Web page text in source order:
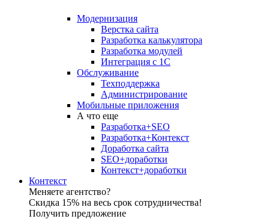
Модернизация
Верстка сайта
Разработка калькулятора
Разработка модулей
Интеграция с 1С
Обслуживание
Техподдержка
Администрирование
Мобильные приложения
А что еще
Разработка+SEO
Разработка+Контекст
Доработка сайта
SEO+доработки
Контекст+доработки
Контекст
Меняете агентство?
Скидка 15% на весь срок сотрудничества!
Получить предложение